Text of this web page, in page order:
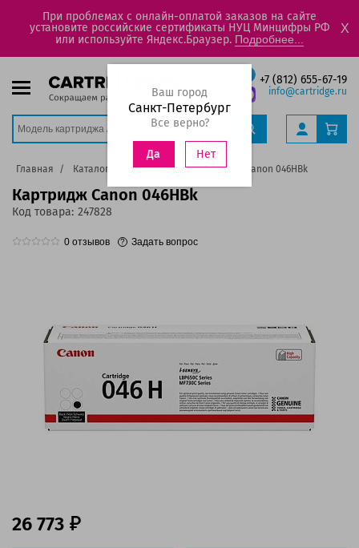
При проблемах с онлайн-оплатой заказов на сайте
установите российские сертификаты НУЦ Минцифры РФ
или используйте Яндекс.Браузер. Подробнее...
X
+7 (812) 655-67-19
info@cartridge.ru
Ваш город
Санкт-Петербург
Все верно?
Да Нет
Главная Каталог Картриджи Картридж Canon 046HBk
Картридж Canon 046HBk
Код товара: 247828
0 отзывов Задать вопрос
26 773